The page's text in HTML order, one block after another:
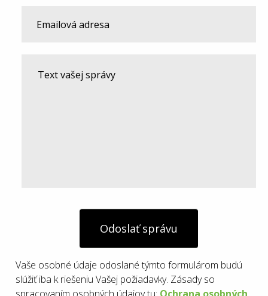
Odoslať správu
Vaše osobné údaje odoslané týmto formulárom budú
slúžiť iba k riešeniu Vašej požiadavky. Zásady so